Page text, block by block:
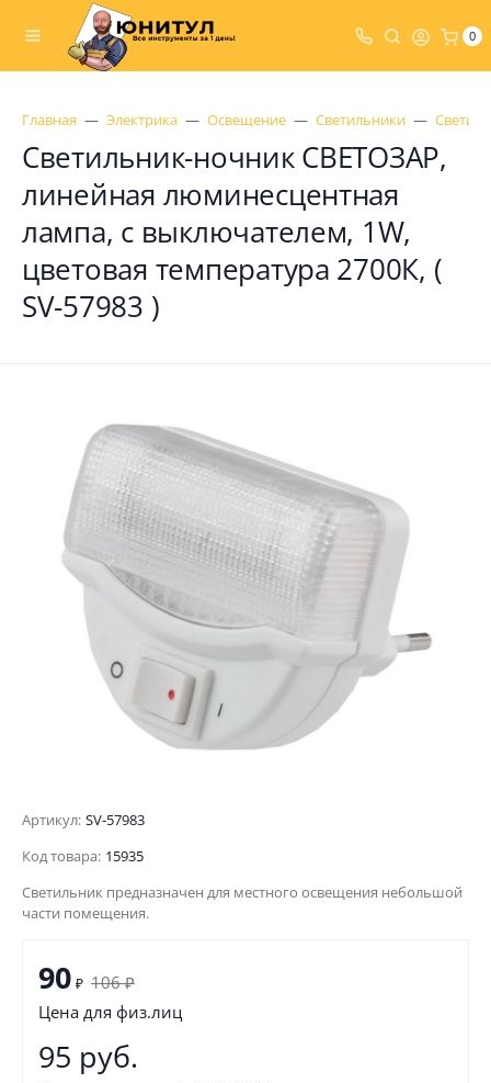
0
Главная Электрика Освещение Светильники
Светильник-ночник СВЕТОЗАР,
линейная люминесцентная
лампа, с выключателем, 1W,
цветовая температура 2700К, (
SV-57983 )
Артикул: SV-57983
Код товара: 15935
Светильник предназначен для местного освещения небольшой
части помещения.
90 ₽ 106 ₽
Цена для физ.лиц
95 руб.